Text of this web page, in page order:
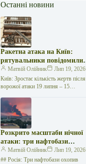
Останні новини
Ракетна атака на Київ:
рятувальники повідомили
про 15 поранених
Матвій Олійник
Лип 19, 2026
Київ: Зростає кількість жертв після
ворожої атаки 19 липня – 15
російської агресії, що сталася у
столиці…
Розкрито масштаби нічної
атаки: три нафтобази
палають у Ставрополі –
OSINT-аналіз
Матвій Олійник
Лип 19, 2026
## Росія: Три нафтобази охопив